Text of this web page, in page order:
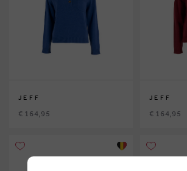
JEFF
€ 164,95
JEFF
€ 164,95